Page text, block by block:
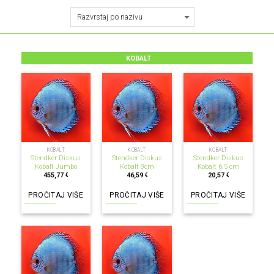
KOBALT
NEMA NA ZALIHI
KOBALT
Stendker Diskus
Kobalt Jumbo
455,77€
PROČITAJ VIŠE
NEMA NA ZALIHI
KOBALT
Stendker Diskus
Kobalt 8cm
46,59 €
PROČITAJ VIŠE
NEMA NA ZALIHI
KOBALT
Stendker Diskus
Kobalt 6,5 cm
20,57 €
PROČITAJ VIŠE
NEMA NA ZALIHI NEMA NA ZALIHI